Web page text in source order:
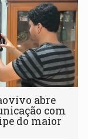
abre
com
do maior